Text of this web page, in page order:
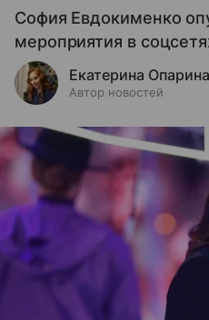
София Евдокименко
мероприятия в
Екатерина Опарина
Автор новостей